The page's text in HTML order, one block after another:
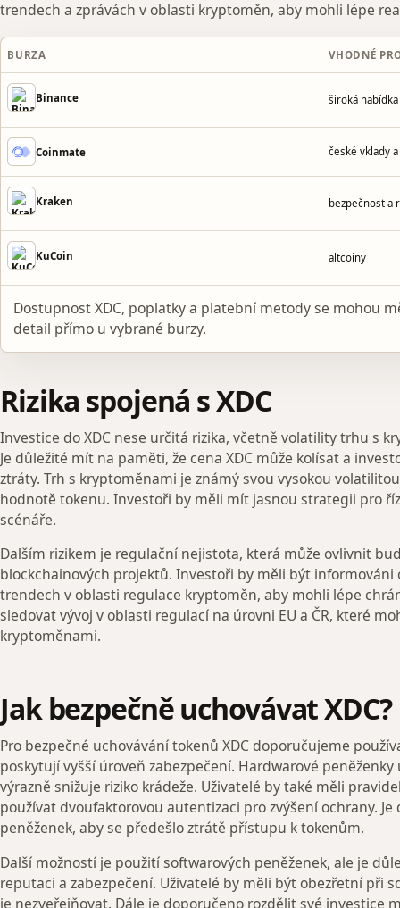
trendech a zprávách v oblasti kryptoměn, aby mohli lépe
BURZA VHODNÉ
Binance široká
Coinmate české vklady
Kraken bezpečnost a
KuCoin altcoiny
Dostupnost XDC, poplatky a platební metody se mohou
detail přímo u vybrané burzy.
Rizika spojená s XDC
Investice do XDC nese určitá rizika, včetně volatility trhu s
Je důležité mít na paměti, že cena XDC může kolísat a
ztráty. Trh s kryptoměnami je známý svou vysokou
hodnotě tokenu. Investoři by měli mít jasnou strategii pro
scénáře.
Dalším rizikem je regulační nejistota, která může ovlivnit
blockchainových projektů. Investoři by měli být
trendech v oblasti regulace kryptoměn, aby mohli lépe
sledovat vývoj v oblasti regulací na úrovni EU a ČR, které
kryptoměnami.
Jak bezpečně uchovávat XDC?
Pro bezpečné uchovávání tokenů XDC doporučujeme
poskytují vyšší úroveň zabezpečení. Hardwarové
výrazně snižuje riziko krádeže. Uživatelé by také měli
používat dvoufaktorovou autentizaci pro zvýšení ochrany.
peněženek, aby se předešlo ztrátě přístupu k tokenům.
Další možností je použití softwarových peněženek, ale je
reputaci a zabezpečení. Uživatelé by měli být obezřetní při
je nezveřejňovat. Dále je doporučeno rozdělit své investice